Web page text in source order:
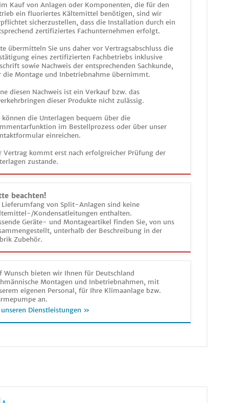
Kauf von Anlagen oder Komponenten, die für den
ein fluoriertes Kältemittel benötigen, sind wir
sicherzustellen, dass die Installation durch ein
zertifiziertes Fachunternehmen erfolgt.
übermitteln Sie uns daher vor Vertragsabschluss die
eines zertifizierten Fachbetriebs inklusive
sowie Nachweis der entsprechenden Sachkunde,
die Montage und Inbetriebnahme übernimmt.
diesen Nachweis ist ein Verkauf bzw. das
dieser Produkte nicht zulässig.
können die Unterlagen bequem über die
im Bestellprozess oder über unser
einreichen.
Vertrag kommt erst nach erfolgreicher Prüfung der
zustande.
beachten!
Lieferumfang von Split-Anlagen sind keine
Kondensatleitungen enthalten.
Geräte- und Montageartikel finden Sie, von uns
unterhalb der Beschreibung in der
Zubehör.
Wunsch bieten wir Ihnen für Deutschland
Montagen und Inbetriebnahmen, mit
eigenen Personal, für Ihre Klimaanlage bzw.
an.
Dienstleistungen »